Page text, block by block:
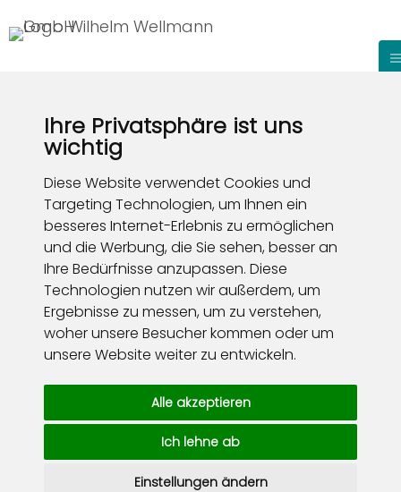
Ihre Privatsphäre ist uns
wichtig
Diese Website verwendet Cookies und
Targeting Technologien, um Ihnen ein
besseres Internet-Erlebnis zu ermöglichen
und die Werbung, die Sie sehen, besser an
Ihre Bedürfnisse anzupassen. Diese
Technologien nutzen wir außerdem, um
Ergebnisse zu messen, um zu verstehen,
woher unsere Besucher kommen oder um
unsere Website weiter zu entwickeln.
Alle akzeptieren
Ich lehne ab
Einstellungen ändern